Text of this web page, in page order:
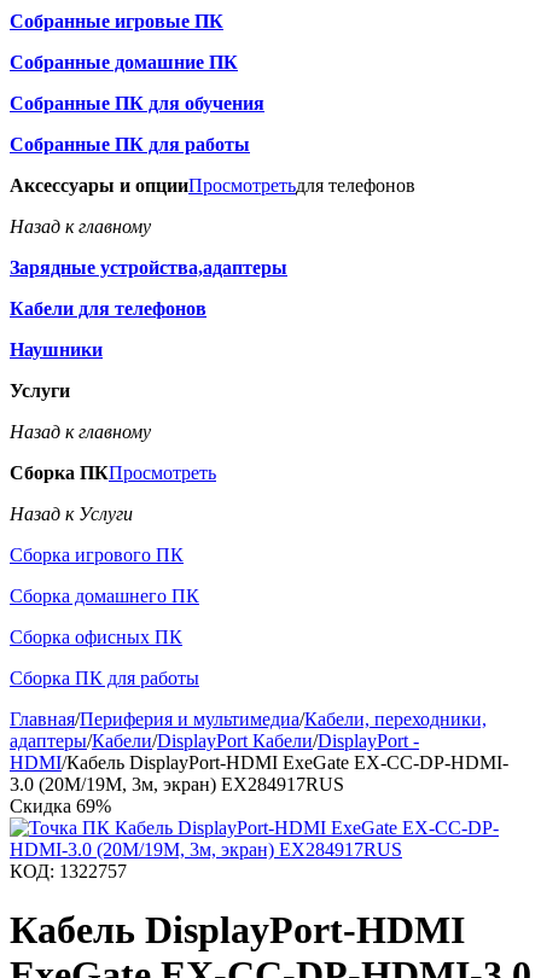
Собранные игровые ПК
Собранные домашние ПК
Собранные ПК для обучения
Собранные ПК для работы
Аксессуары и опцииПросмотретьдля телефонов
Назад к главному
Зарядные устройства,адаптеры
Кабели для телефонов
Наушники
Услуги
Назад к главному
Сборка ПКПросмотреть
Назад к Услуги
Сборка игрового ПК
Сборка домашнего ПК
Сборка офисных ПК
Сборка ПК для работы
Главная/Периферия и мультимедиа/Кабели, переходники,
адаптеры/Кабели/DisplayPort Кабели/DisplayPort -
HDMI/Кабель DisplayPort-HDMI ExeGate EX-CC-DP-HDMI-
3.0 (20M/19M, 3м, экран) EX284917RUS
Скидка 69%
КОД: 1322757
Кабель DisplayPort-HDMI